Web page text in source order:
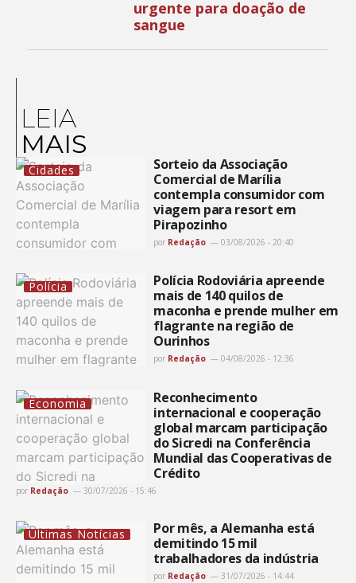
urgente para doação de
sangue
LEIA
MAIS
Cidades
Sorteio da Associação
Comercial de Marília
contempla consumidor com
viagem para resort em
Pirapozinho
por Redação 03/08/2026 - 20:40
Polícia
Polícia Rodoviária apreende
mais de 140 quilos de
maconha e prende mulher em
flagrante na região de
Ourinhos
por Redação 04/08/2026 - 12:36
Economia
Reconhecimento
internacional e cooperação
global marcam participação
do Sicredi na Conferência
Mundial das Cooperativas de
Crédito
por Redação 30/07/2026 - 15:46
Últimas Notícias
Por mês, a Alemanha está
demitindo 15 mil
trabalhadores da indústria
por Redação 31/07/2026 - 14:44